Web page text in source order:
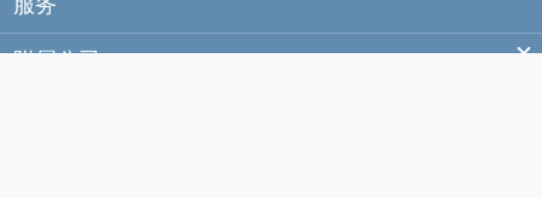
服务
附属公司